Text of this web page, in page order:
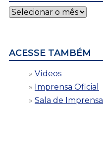
Notícias
por
ACESSE TAMBÉM
Vídeos
Imprensa Oficial
Sala de Imprensa